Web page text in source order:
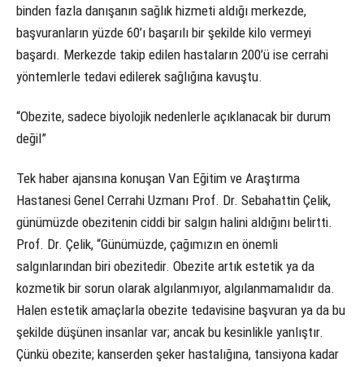
binden fazla danışanın sağlık hizmeti aldığı merkezde,
başvuranların yüzde 60’ı başarılı bir şekilde kilo vermeyi
başardı. Merkezde takip edilen hastaların 200’ü ise cerrahi
yöntemlerle tedavi edilerek sağlığına kavuştu.
“Obezite, sadece biyolojik nedenlerle açıklanacak bir durum
değil”
Tek haber ajansına konuşan Van Eğitim ve Araştırma
Hastanesi Genel Cerrahi Uzmanı Prof. Dr. Sebahattin Çelik,
günümüzde obezitenin ciddi bir salgın halini aldığını belirtti.
Prof. Dr. Çelik, “Günümüzde, çağımızın en önemli
salgınlarından biri obezitedir. Obezite artık estetik ya da
kozmetik bir sorun olarak algılanmıyor, algılanmamalıdır da.
Halen estetik amaçlarla obezite tedavisine başvuran ya da bu
şekilde düşünen insanlar var; ancak bu kesinlikle yanlıştır.
Çünkü obezite; kanserden şeker hastalığına, tansiyona kadar